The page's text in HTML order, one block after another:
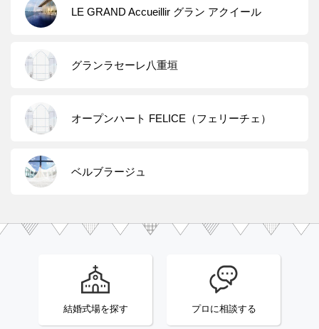
LE GRAND Accueillir グラン アクイール
グランラセーレ八重垣
オープンハート FELICE（フェリーチェ）
ベルブラージュ
結婚式場を探す プロに相談する